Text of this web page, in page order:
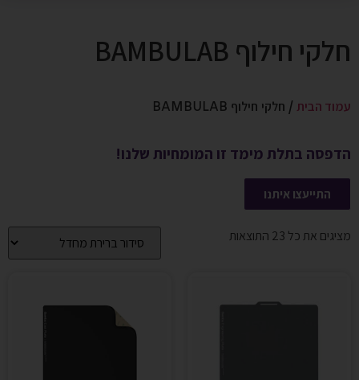
חלקי חילוף BAMBULAB
עמוד הבית / חלקי חילוף BAMBULAB
הדפסה בתלת מימד זו המומחיות שלנו!
התייעצו איתנו
מציגים את כל ⁦23⁩ התוצאות